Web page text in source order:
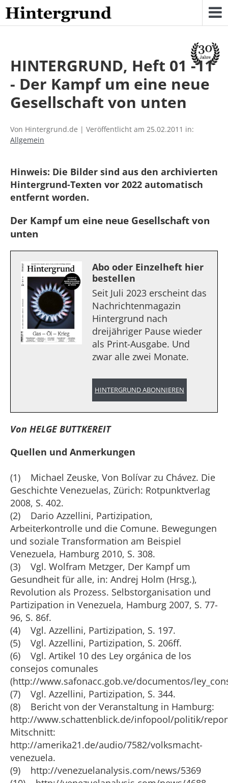
Skip
to
content
HINTERGRUND, Heft 01 -11
- Der Kampf um eine neue
Gesellschaft von unten
Von Hintergrund.de | Veröffentlicht am 25.02.2011 in:
Allgemein
Hinweis: Die Bilder sind aus den archivierten
Hintergrund-Texten vor 2022 automatisch
entfernt worden.
Der Kampf um eine neue Gesellschaft von
unten
Abo oder Einzelheft hier
bestellen
Seit Juli 2023 erscheint das
Nachrichtenmagazin
Hintergrund nach
dreijähriger Pause wieder
als Print-Ausgabe. Und
zwar alle zwei Monate.
HINTERGRUND ABONNIEREN
Von HELGE BUTTKEREIT
Quellen und Anmerkungen
(1) Michael Zeuske, Von Bolívar zu Chávez. Die
Geschichte Venezuelas, Zürich: Rotpunktverlag
2008, S. 402.
(2) Dario Azzellini, Partizipation,
Arbeiterkontrolle und die Comune. Bewegungen
und soziale Transformation am Beispiel
Venezuela, Hamburg 2010, S. 308.
(3) Vgl. Wolfram Metzger, Der Kampf um
Gesundheit für alle, in: Andrej Holm (Hrsg.),
Revolution als Prozess. Selbstorganisation und
Partizipation in Venezuela, Hamburg 2007, S. 77-
96, S. 86f.
(4) Vgl. Azzellini, Partizipation, S. 197.
(5) Vgl. Azzellini, Partizipation, S. 206ff.
(6) Vgl. Artikel 10 des Ley orgánica de los
consejos comunales
(http://www.safonacc.gob.ve/documentos/
(7) Vgl. Azzellini, Partizipation, S. 344.
(8) Bericht von der Veranstaltung in Hamburg:
http://www.schattenblick.de/infopool/politik/
Mitschnitt:
http://amerika21.de/audio/7582/volksmacht-
venezuela.
(9) http://venezuelanalysis.com/news/5369